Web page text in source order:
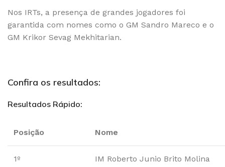
Nos IRTs, a presença de grandes jogadores foi
garantida com nomes como o GM Sandro Mareco e o
GM Krikor Sevag Mekhitarian.
Confira os resultados:
Resultados Rápido:
Posição Nome
1º IM Roberto Junio Brito Molina